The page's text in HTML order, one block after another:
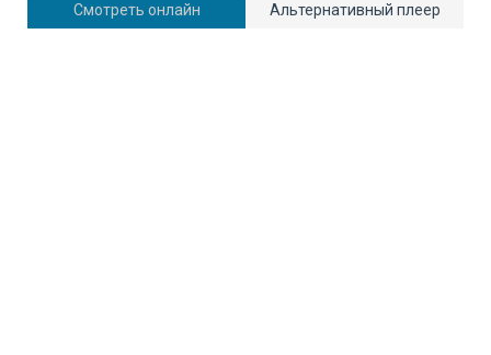
Смотреть онлайн Альтернативный плеер